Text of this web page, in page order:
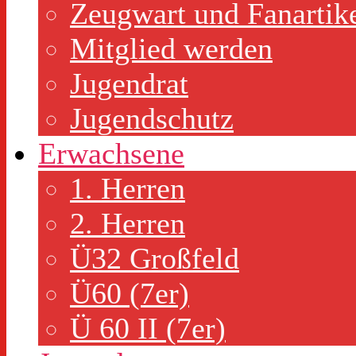
Zeugwart und
Mitglied werden
Jugendrat
Jugendschutz
Erwachsene
1. Herren
2. Herren
Ü32 Großfeld
Ü60 (7er)
Ü 60 II (7er)